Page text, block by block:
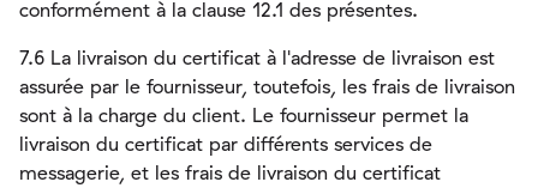
conformément à la clause 12.1 des présentes.
7.6 La livraison du certificat à l'adresse de livraison est
assurée par le fournisseur, toutefois, les frais de livraison
sont à la charge du client. Le fournisseur permet la
livraison du certificat par différents services de
messagerie, et les frais de livraison du certificat